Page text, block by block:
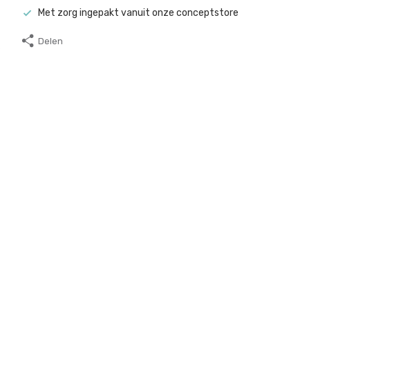
Met zorg ingepakt vanuit onze conceptstore
Delen